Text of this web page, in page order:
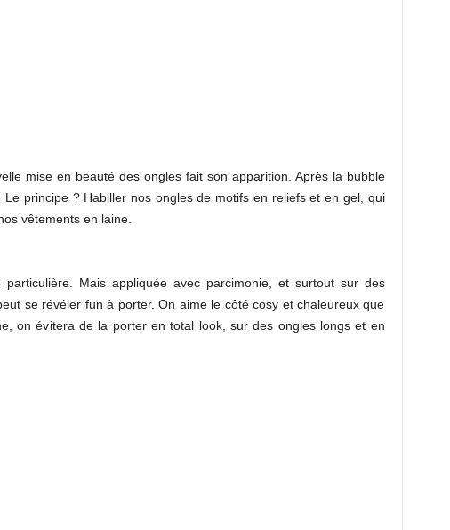
mise en beauté des ongles fait son apparition. Après la bubble
Le principe ? Habiller nos ongles de motifs en reliefs et en gel, qui
vêtements en laine.
particulière. Mais appliquée avec parcimonie, et surtout sur des
se révéler fun à porter. On aime le côté cosy et chaleureux que
on évitera de la porter en total look, sur des ongles longs et en